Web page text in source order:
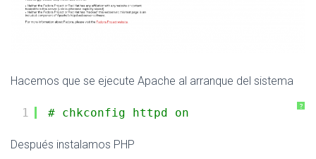
Hacemos que se ejecute Apache al arranque del sistema
?
1 # chkconfig httpd on
Después instalamos PHP